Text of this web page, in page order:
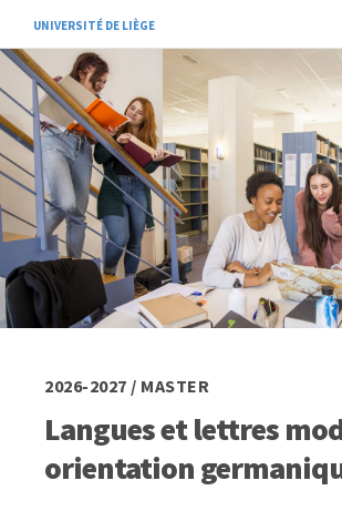
UNIVERSITÉ DE LIÈGE
2026-2027 / MASTER
Langues et lettres
orientation